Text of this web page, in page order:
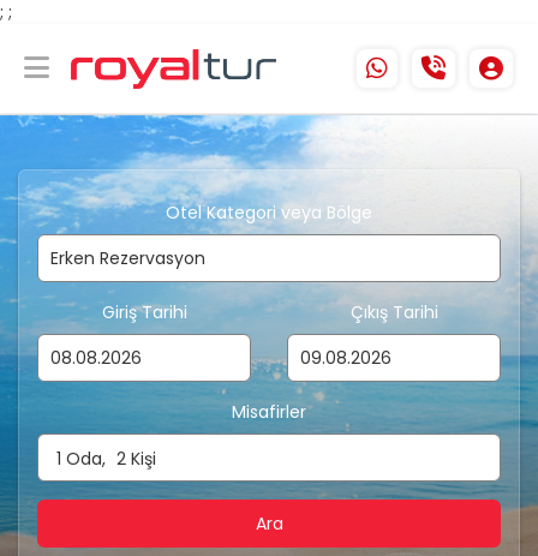
; ;
Otel Kategori veya Bölge
Giriş Tarihi Çıkış Tarihi
Misafirler
1 Oda, 2 Kişi
Ara